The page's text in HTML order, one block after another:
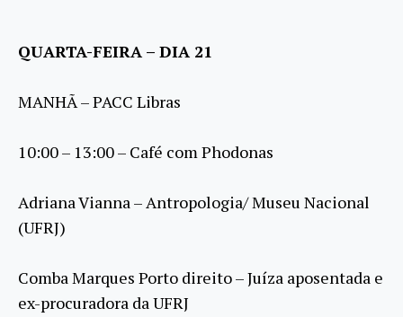
QUARTA-FEIRA – DIA 21
MANHÃ – PACC Libras
10:00 – 13:00 – Café com Phodonas
Adriana Vianna – Antropologia/ Museu Nacional
(UFRJ)
Comba Marques Porto direito – Juíza aposentada e
ex-procuradora da UFRJ